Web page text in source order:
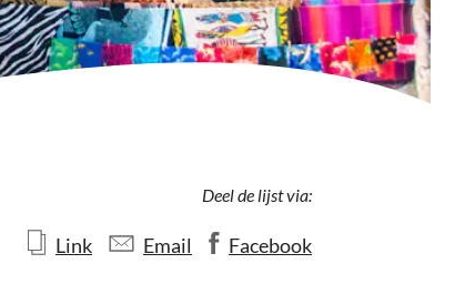
Deel de lijst via:
Link Email Facebook